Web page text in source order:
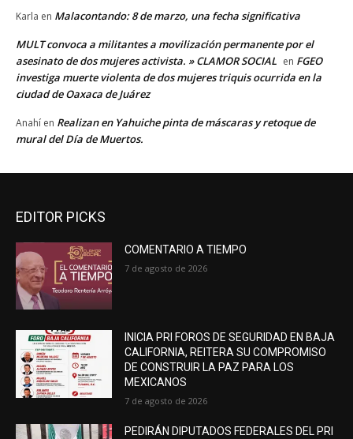
Karla en Malacontando: 8 de marzo, una fecha significativa
MULT convoca a militantes a movilización permanente por el
asesinato de dos mujeres activista. » CLAMOR SOCIAL en FGEO
investiga muerte violenta de dos mujeres triquis ocurrida en la
ciudad de Oaxaca de Juárez
Anahí en Realizan en Yahuiche pinta de máscaras y retoque de
mural del Día de Muertos.
EDITOR PICKS
COMENTARIO A TIEMPO
7 de agosto de 2026
INICIA PRI FOROS DE SEGURIDAD EN BAJA
CALIFORNIA, REITERA SU COMPROMISO
DE CONSTRUIR LA PAZ PARA LOS
MEXICANOS
7 de agosto de 2026
PEDIRÁN DIPUTADOS FEDERALES DEL PRI